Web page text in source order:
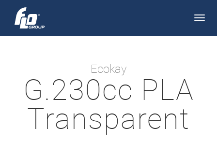
Ecokay
G.230cc PLA
Transparent